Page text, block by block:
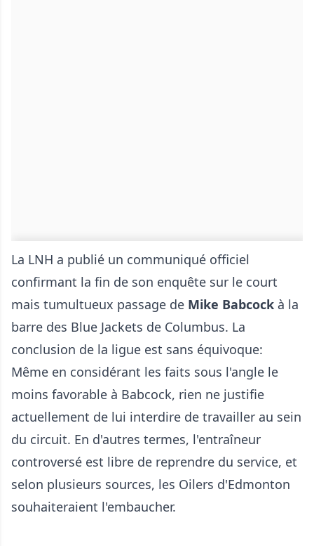
La LNH a publié un communiqué officiel
confirmant la fin de son enquête sur le court
mais tumultueux passage de Mike Babcock à la
barre des Blue Jackets de Columbus. La
conclusion de la ligue est sans équivoque:
Même en considérant les faits sous l'angle le
moins favorable à Babcock, rien ne justifie
actuellement de lui interdire de travailler au sein
du circuit. En d'autres termes, l'entraîneur
controversé est libre de reprendre du service, et
selon plusieurs sources, les Oilers d'Edmonton
souhaiteraient l'embaucher.